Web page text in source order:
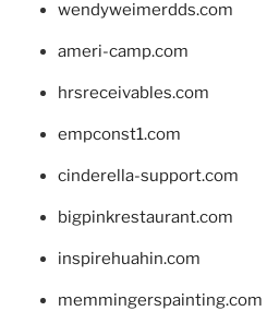
wendyweimerdds.com
ameri-camp.com
hrsreceivables.com
empconst1.com
cinderella-support.com
bigpinkrestaurant.com
inspirehuahin.com
memmingerspainting.com